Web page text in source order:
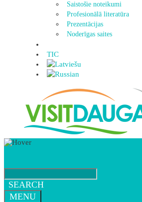
Saistošie noteikumi
Profesionālā literatūra
Prezentācijas
Noderīgas saites
TIC
SEARCH
MENU